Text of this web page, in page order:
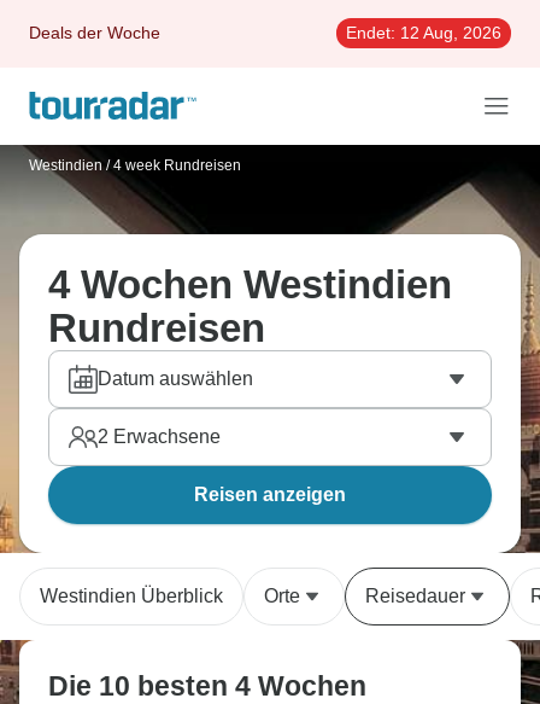
Deals der Woche Endet: 12 Aug, 2026
Westindien / 4 week Rundreisen
4 Wochen Westindien
Rundreisen
Datum auswählen
2 Erwachsene
Reisen anzeigen
Westindien Überblick Orte Reisedauer
Die 10 besten 4 Wochen